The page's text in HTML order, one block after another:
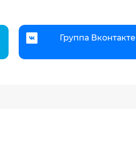
Группа Вконтакте